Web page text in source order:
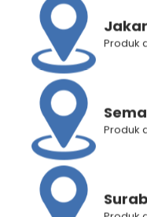
RELATED PRODUCTS
Color Chart
Produk
Produk